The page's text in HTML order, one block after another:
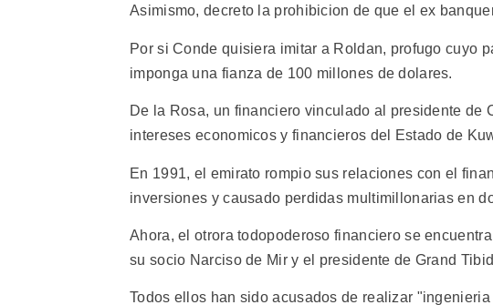
Asimismo, decreto la prohibicion de que el ex
Por si Conde quisiera imitar a Roldan, profugo cuyo
imponga una fianza de 100 millones de dolares.
De la Rosa, un financiero vinculado al presidente de
intereses economicos y financieros del Estado de
En 1991, el emirato rompio sus relaciones con el
inversiones y causado perdidas multimillonarias en
Ahora, el otrora todopoderoso financiero se
su socio Narciso de Mir y el presidente de Grand
Todos ellos han sido acusados de realizar